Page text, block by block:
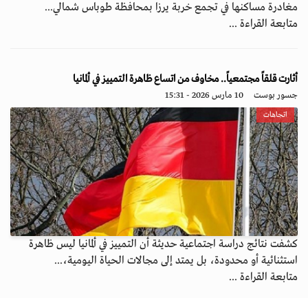
مغادرة مساكنها في تجمع خربة يرزا بمحافظة طوباس شمالي...
متابعة القراءة ...
أثارت قلقاً مجتمعياً.. مخاوف من اتساع ظاهرة التمييز في ألمانيا
جسور بوست 10 مارس 2026 - 15:31
اتجاهات
كشفت نتائج دراسة اجتماعية حديثة أن التمييز في ألمانيا ليس ظاهرة
استثنائية أو محدودة، بل يمتد إلى مجالات الحياة اليومية،...
متابعة القراءة ...